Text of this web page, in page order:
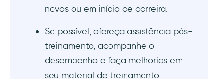
novos ou em início de carreira.
Se possível, ofereça assistência pós-
treinamento, acompanhe o
desempenho e faça melhorias em
seu material de treinamento.